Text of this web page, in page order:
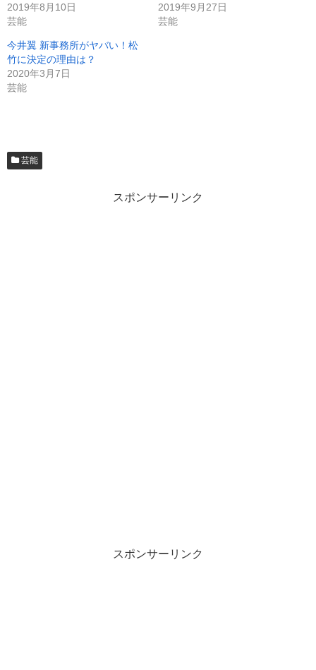
2019年8月10日
芸能
2019年9月27日
芸能
今井翼 新事務所がヤバい！松
竹に決定の理由は？
2020年3月7日
芸能
芸能
スポンサーリンク
スポンサーリンク